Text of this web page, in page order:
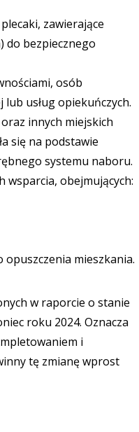
zawierające
do bezpiecznego
osób
usług opiekuńczych.
innych miejskich
się na podstawie
systemu naboru.
obejmujących:
mieszkania.
w raporcie o stanie
roku 2024. Oznacza
i
tę zmianę wprost